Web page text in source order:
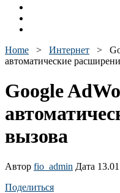
Home > Интернет >
автоматические
Google
вызова
Автор fio_admin Дата
Поделиться